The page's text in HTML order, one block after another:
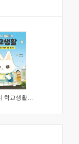
고양이 제제의 학교생활 1 : 초등학생이 이렇게 힘들 줄이야